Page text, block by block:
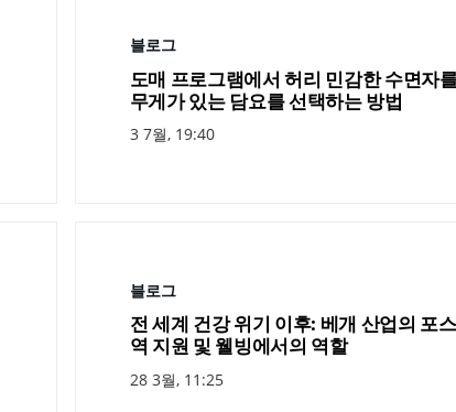
블로그
도매 프로그램에서 허리 민감한 수면자
무게가 있는 담요를 선택하는 방법
3 7월, 19:40
블로그
전 세계 건강 위기 이후: 베개 산업의 포
역 지원 및 웰빙에서의 역할
28 3월, 11:25